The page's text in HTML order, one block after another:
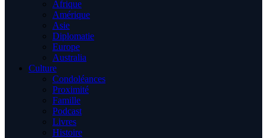
Afrique
Amérique
Asie
Diplomatie
Europe
Australia
Culture
Condoléances
Proximité
Famille
Podcast
Livres
Histoire